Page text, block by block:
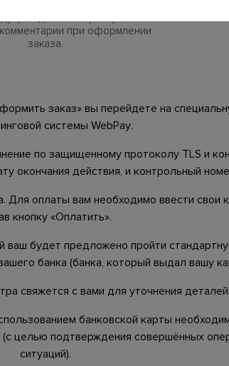
при оформлении
заказа.
заказ» вы перейдете на
системы WebPay.
по защищенному протоколу TLS и
окончания действия, и контрольный
Для оплаты вам необходимо ввести
кнопку «Оплатить».
будет предложено пройти
банка (банка, который выдал вашу
свяжется с вами для уточнения деталей
банковской карты
целью подтверждения совершённых
ситуаций).